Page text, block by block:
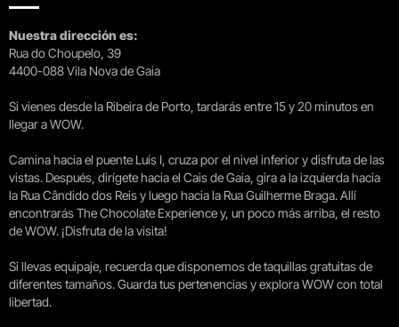
Nuestra dirección es:
Rua do Choupelo, 39
4400-088 Vila Nova de Gaia
Si vienes desde la Ribeira de Porto, tardarás entre 15 y 20 minutos en
llegar a WOW.
Camina hacia el puente Luís I, cruza por el nivel inferior y disfruta de las
vistas. Después, dirígete hacia el Cais de Gaia, gira a la izquierda hacia
la Rua Cândido dos Reis y luego hacia la Rua Guilherme Braga. Allí
encontrarás The Chocolate Experience y, un poco más arriba, el resto
de WOW. ¡Disfruta de la visita!
Si llevas equipaje, recuerda que disponemos de taquillas gratuitas de
diferentes tamaños. Guarda tus pertenencias y explora WOW con total
libertad.